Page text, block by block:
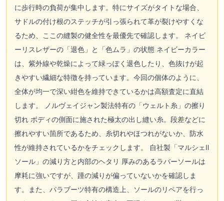
に歩行時の負荷が集中します。特にサイズがタイトな場合、
サドルの付け根のステッチが引っ張られて革が裂けやすくな
るため、ここの縫製の健全性を最優先で確認します。 ネイビ
ーリスレザーの「退色」と「色ムラ」の状態 ネイビーカラー
は、紫外線や乾燥によって緑っぽく退色したり、色抜けが起
きやすい繊細な特徴を持っています。今回の個体のように、
全体が均一で深い紺色を維持できているかは高額査定に直結
します。 ノルヴェイジャン製法特有の「ウェルト糸」の擦り
切れ ボディの側面に施された極太の出し縫い糸。段差などに
擦れやすい箇所であるため、糸切れやほつれがないか、防水
性が維持されているかをチェックします。 自社製「マルシェⅡ
ソール」の減り方と内部のヘタリ 厚みのあるラバーソールは
摩耗に強いですが、踵の減りが偏っていないかを確認しま
す。また、パラブーツ特有の構造上、ソールのリペアを行っ